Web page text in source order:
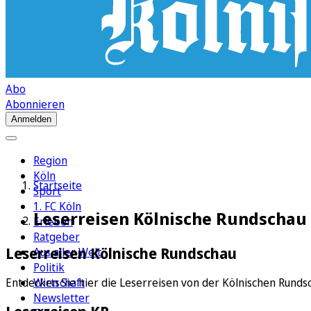
Abo
Abonnieren
Anmelden
Region
Köln
Sport
1. FC Köln
Erleben
Ratgeber
Aus aller Welt
Politik
Wirtschaft
Newsletter
Startseite
Leserreisen Kölnische Rundschau
Leserreisen Kölnische Rundschau
Entdecken Sie hier die Leserreisen von der Kölnischen